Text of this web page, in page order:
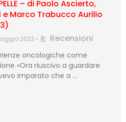
– di Paolo Ascierto,
Marco Trabucco Aurilio
2023 • Recensioni
oncologiche come
«Ora riuscivo a guardare
imparato che a …